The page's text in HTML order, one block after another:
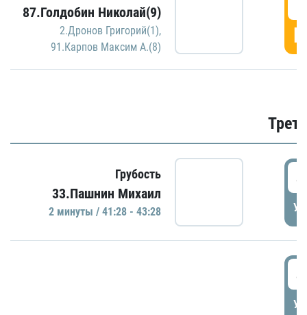
87.Голдобин Николай(9)
2.Дронов Григорий(1),
91.Карпов Максим А.(8)
Грубость
33.Пашнин Михаил
2 минуты / 41:28 - 43:28